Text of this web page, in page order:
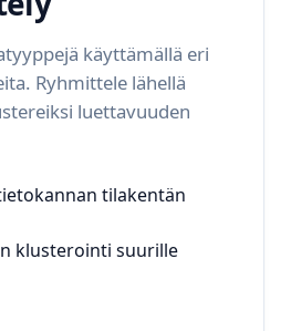
käyttämällä eri
Ryhmittele lähellä
luettavuuden
tilakentän
klusterointi suurille